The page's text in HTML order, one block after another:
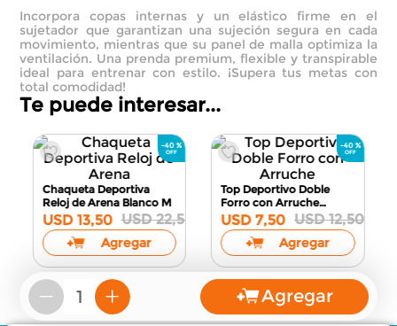
＋
－ Agregar
Incorpora copas internas y un elástico firme en el
sujetador que garantizan una sujeción segura en cada
movimiento, mientras que su panel de malla optimiza la
ventilación. Una prenda premium, flexible y transpirable
ideal para entrenar con estilo. ¡Supera tus metas con
total comodidad!
Te puede interesar...
Chaqueta Deportiva
Reloj de Arena Blanco M
Top Deportivo Doble
Forro con Arruche